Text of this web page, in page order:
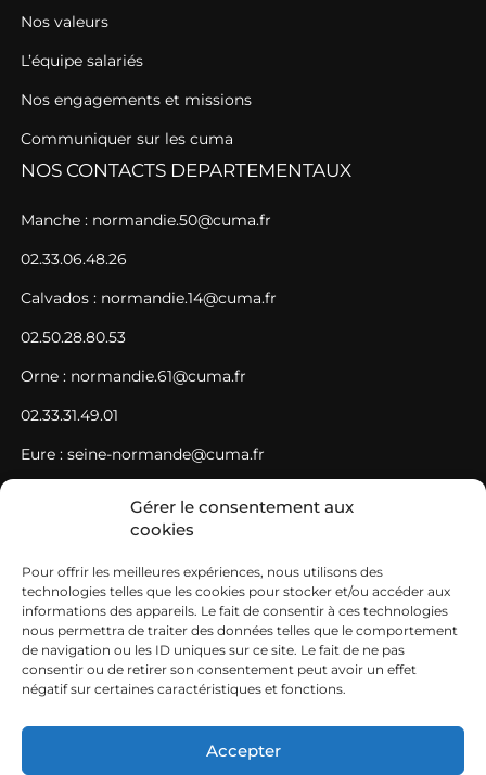
Gérer le consentement aux
cookies
Pour offrir les meilleures expériences, nous utilisons des
technologies telles que les cookies pour stocker et/ou accéder aux
informations des appareils. Le fait de consentir à ces technologies
nous permettra de traiter des données telles que le comportement
de navigation ou les ID uniques sur ce site. Le fait de ne pas
consentir ou de retirer son consentement peut avoir un effet
négatif sur certaines caractéristiques et fonctions.
Accepter
Nos valeurs
L’équipe salariés
Nos engagements et missions
Communiquer sur les cuma
NOS CONTACTS DEPARTEMENTAUX
Manche : normandie.50@cuma.fr
02.33.06.48.26
Calvados : normandie.14@cuma.fr
02.50.28.80.53
Orne : normandie.61@cuma.fr
02.33.31.49.01
Eure : seine-normande@cuma.fr
Seine-Maritime : seine-normande@cuma.fr
02.35.61.78.21
SIEGE
Fédération des cuma Normandie Ouest Maison de
l’agriculture – avenue de Paris 50009 SAINT-LO CEDEX
02.33.06.48.26
normandie-ouest@cuma.fr